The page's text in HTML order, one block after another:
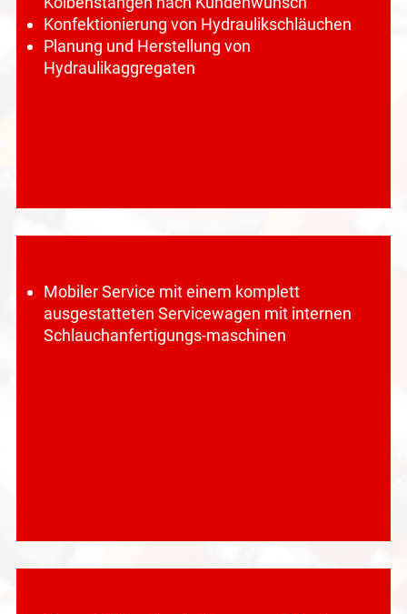
Konfektionierung von Hydraulikschläuchen
Planung und Herstellung von
Hydraulikaggregaten
Mobiler Service mit einem komplett
ausgestatteten Servicewagen mit internen
Schlauchanfertigungs-maschinen